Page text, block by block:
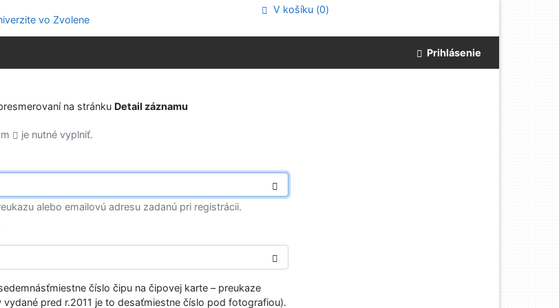
V košíku (0)
Prihlásenie
na stránku Detail záznamu
je nutné vyplniť.
alebo emailovú adresu zadanú pri registrácii.
číslo čipu na čipovej karte – preukaze
pred r.2011 je to desaťmiestne číslo pod fotografiou).